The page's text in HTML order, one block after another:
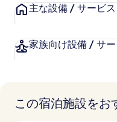
主な設備 / サービス
家族向け設備 / サー
この宿泊施設をお